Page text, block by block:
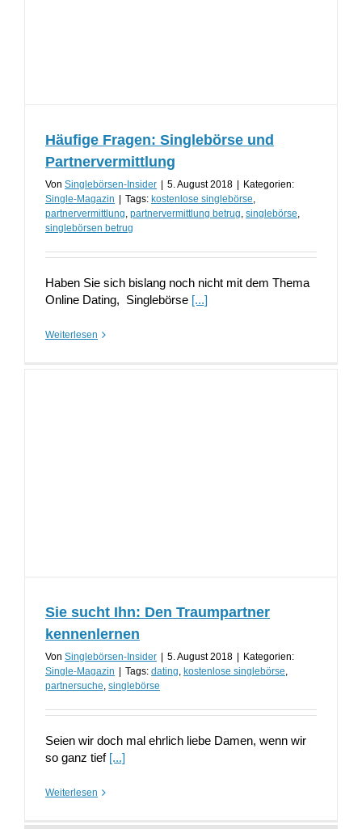
Häufige Fragen: Singlebörse und
Partnervermittlung
Von Singlebörsen-Insider | 5. August 2018 | Kategorien:
Single-Magazin | Tags: kostenlose singlebörse
partnervermittlung partnervermittlung betrug singlebörse
singlebörsen betrug
Haben Sie sich bislang noch nicht mit dem Thema
Online Dating, Singlebörse [...]
Weiterlesen
Sie sucht Ihn: Den Traumpartner
kennenlernen
Von Singlebörsen-Insider 5. August 2018
Kategorien:
Single-Magazin
Tags: dating, kostenlose singlebörse,
partnersuche, singlebörse
Seien wir doch mal ehrlich liebe Damen, wenn wir
so ganz tief [...]
Weiterlesen